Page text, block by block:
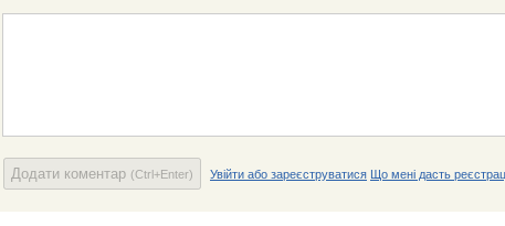
Додати коментар (Ctrl+Enter) Увійти або зареєструватися Що мені дасть